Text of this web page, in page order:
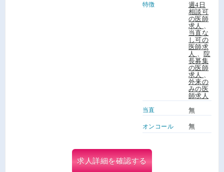
特徴
週4日
相談可
の医師
求人
当直な
し可の
医師求
人
院
長募集
の医師
求人
外来の
みの医
師求人
当直 無
オンコール 無
求人詳細を確認する